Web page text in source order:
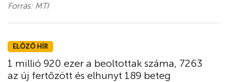
Forrás: MTI
ELŐZŐ HÍR
1 millió 920 ezer a beoltottak száma, 7263
az új fertőzött és elhunyt 189 beteg